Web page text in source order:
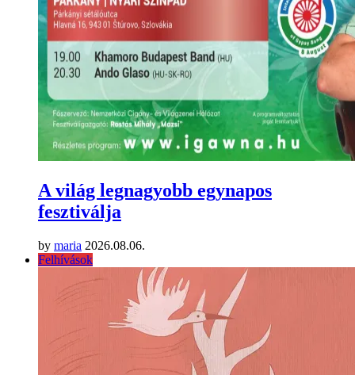
A világ legnagyobb egynapos
fesztiválja
by maria 2026.08.06.
Felhívások